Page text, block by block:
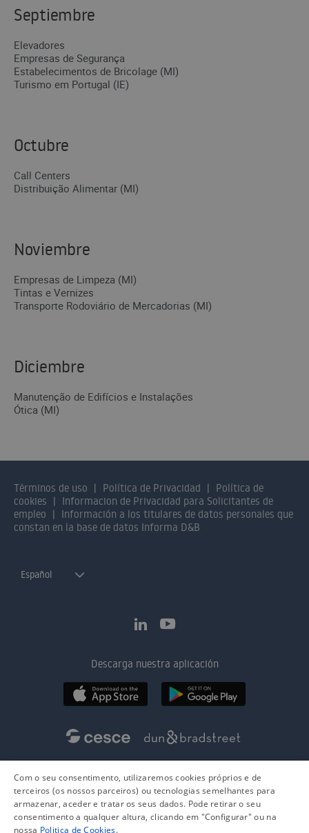
Septiembre
Elevadores
Empresas de Segurança
Estabelecimentos de Bricolage (MI)
Turismo em Portugal (IE)
Octubre
Call Centers
Distribuição Alimentar (MI)
Noviembre
Empresas de Limpeza (MI)
Tintas e Vernizes
Transporte Rodoviário de Mercadorias (MI)
Diciembre
Manutenção de Edifícios e Instalações
Ótica (MI)
Términos de uso Política de Privacidad
Política de
cookies
Informacion de Privacidad para Solicitantes de
empleo
Información a los titulares de datos personales que
constan en la base de datos Informa D&B
Español
Descarga nuestra aplicación
Com o seu consentimento, utilizaremos cookies próprios e de
terceiros (os nossos parceiros) ou tecnologias semelhantes para
armazenar, aceder e tratar os seus dados. Pode retirar o seu
consentimento a qualquer altura, clicando em "Configurar" ou na
nossa Politica de Cookies.